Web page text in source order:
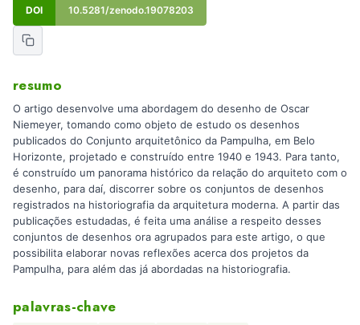
DOI 10.5281/zenodo.19078203
resumo
O artigo desenvolve uma abordagem do desenho de Oscar
Niemeyer, tomando como objeto de estudo os desenhos
publicados do Conjunto arquitetônico da Pampulha, em Belo
Horizonte, projetado e construído entre 1940 e 1943. Para tanto,
é construído um panorama histórico da relação do arquiteto com o
desenho, para daí, discorrer sobre os conjuntos de desenhos
registrados na historiografia da arquitetura moderna. A partir das
publicações estudadas, é feita uma análise a respeito desses
conjuntos de desenhos ora agrupados para este artigo, o que
possibilita elaborar novas reflexões acerca dos projetos da
Pampulha, para além das já abordadas na historiografia.
palavras-chave